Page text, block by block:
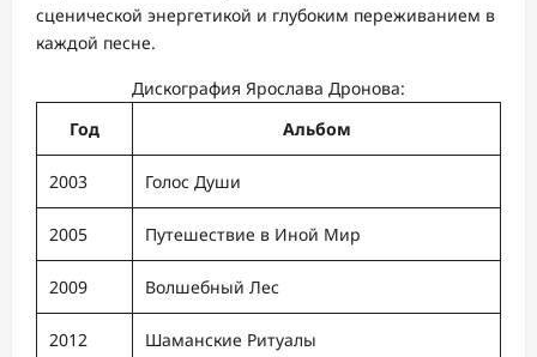
сценической энергетикой и глубоким переживанием в
каждой песне.
Дискография Ярослава Дронова:
Год
Альбом
2003 Голос Души
2005 Путешествие в Иной Мир
2009 Волшебный Лес
2012 Шаманские Ритуалы